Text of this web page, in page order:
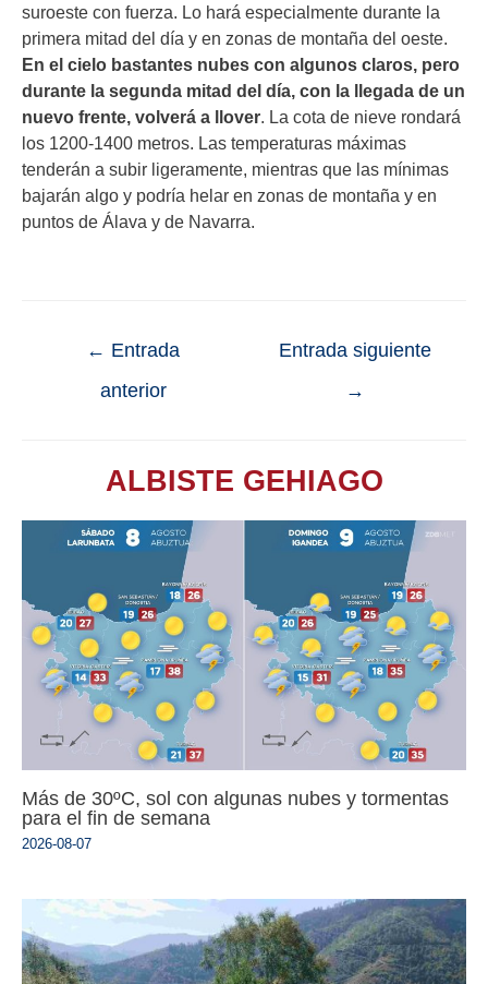
suroeste con fuerza. Lo hará especialmente durante la
primera mitad del día y en zonas de montaña del oeste.
En el cielo bastantes nubes con algunos claros, pero
durante la segunda mitad del día, con la llegada de un
nuevo frente, volverá a llover . La cota de nieve rondará
los 1200-1400 metros. Las temperaturas máximas
tenderán a subir ligeramente, mientras que las mínimas
bajarán algo y podría helar en zonas de montaña y en
puntos de Álava y de Navarra.
← Entrada
anterior
Entrada siguiente
→
ALBISTE GEHIAGO
Más de 30ºC, sol con algunas nubes y tormentas
para el fin de semana
2026-08-07